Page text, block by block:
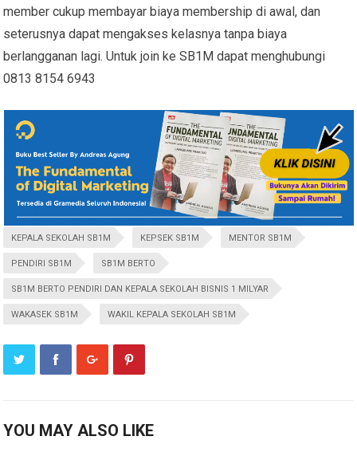
member cukup membayar biaya membership di awal, dan
seterusnya dapat mengakses kelasnya tanpa biaya
berlangganan lagi. Untuk join ke SB1M dapat menghubungi
0813 8154 6943
KEPALA SEKOLAH SB1M KEPSEK SB1M MENTOR SB1M
PENDIRI SB1M SB1M BERTO
SB1M BERTO PENDIRI DAN KEPALA SEKOLAH BISNIS 1 MILYAR
WAKASEK SB1M WAKIL KEPALA SEKOLAH SB1M
YOU MAY ALSO LIKE